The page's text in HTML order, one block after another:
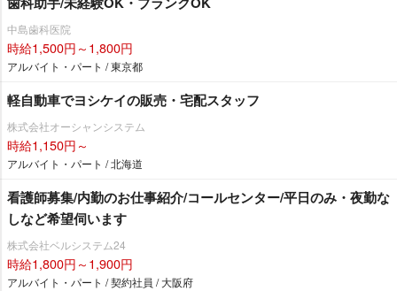
中島歯科医院
時給1,500円～1,800円
アルバイト・パート / 東京都
軽自動車でヨシケイの販売・宅配スタッフ
株式会社オーシャンシステム
時給1,150円～
アルバイト・パート / 北海道
看護師募集/内勤のお仕事紹介/コールセンター/平日のみ・夜勤な
しなど希望伺います
株式会社ベルシステム24
時給1,800円～1,900円
アルバイト・パート / 契約社員 / 大阪府